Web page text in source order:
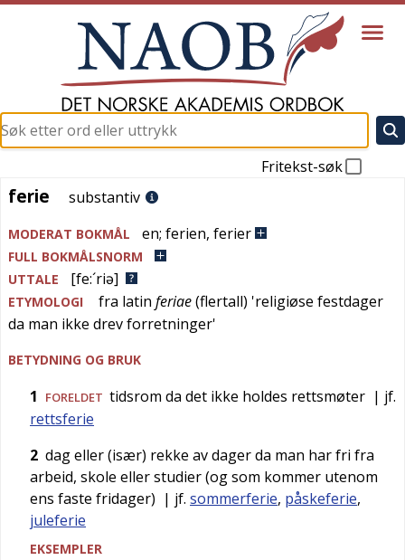
Fritekst-søk
ferie
ferie substantiv
MODERAT BOKMÅL en; ferien, ferier
FULL BOKMÅLSNORM
UTTALE
[fe:´riə]
ETYMOLOGI fra latin feriae(flertall) 'religiøse festdager
da man ikke drev forretninger'
BETYDNING OG BRUK
1 FORELDET tidsrom da det ikke holdes rettsmøter | jf.
rettsferie
2 dag eller (især) rekke av dager da man har fri fra
arbeid, skole eller studier (og som kommer utenom
ens faste fridager) | jf. sommerferie, påskeferie,
juleferie
EKSEMPLER